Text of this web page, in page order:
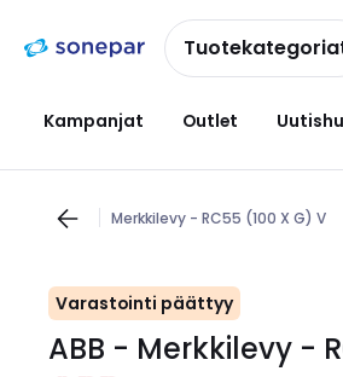
navigointiinsisältöön
Kampanjat Outlet
Merkkilevy - RC55 (100 X G) V
Varastointi päättyy
ABB - Merkkilevy -